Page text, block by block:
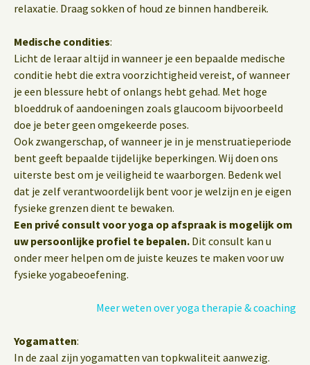
relaxatie. Draag sokken of houd ze binnen handbereik.
Medische condities:
Licht de leraar altijd in wanneer je een bepaalde medische
conditie hebt die extra voorzichtigheid vereist, of wanneer
je een blessure hebt of onlangs hebt gehad. Met hoge
bloeddruk of aandoeningen zoals glaucoom bijvoorbeeld
doe je beter geen omgekeerde poses.
Ook zwangerschap, of wanneer je in je menstruatieperiode
bent geeft bepaalde tijdelijke beperkingen. Wij doen ons
uiterste best om je veiligheid te waarborgen. Bedenk wel
dat je zelf verantwoordelijk bent voor je welzijn en je eigen
fysieke grenzen dient te bewaken.
Een privé consult voor yoga op afspraak is mogelijk om
uw persoonlijke profiel te bepalen. Dit consult kan u
onder meer helpen om de juiste keuzes te maken voor uw
fysieke yogabeoefening.
Meer weten over yoga therapie & coaching
Yogamatten:
In de zaal zijn yogamatten van topkwaliteit aanwezig.